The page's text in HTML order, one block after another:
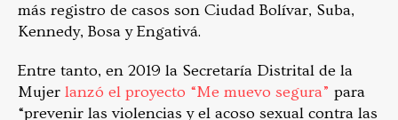
más registro de casos son Ciudad Bolívar, Suba,
Kennedy, Bosa y Engativá.
Entre tanto, en 2019 la Secretaría Distrital de la
Mujer lanzó el proyecto “Me muevo segura” para
“prevenir las violencias y el acoso sexual contra las